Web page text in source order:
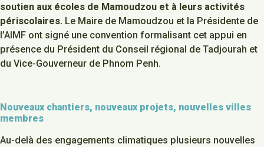
soutien aux écoles de Mamoudzou et à leurs activités
périscolaires. Le Maire de Mamoudzou et la Présidente de
l’AIMF ont signé une convention formalisant cet appui en
présence du Président du Conseil régional de Tadjourah et
du Vice-Gouverneur de Phnom Penh.
Nouveaux chantiers, nouveaux projets, nouvelles villes
membres
Au-delà des engagements climatiques plusieurs nouvelles